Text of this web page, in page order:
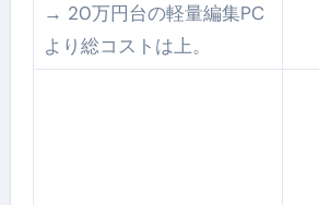
→ 20万円台の軽量編集PC
より総コストは上。